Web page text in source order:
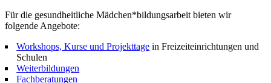
Für die gesundheitliche Mädchen*bildungsarbeit bieten wir
folgende Angebote:
Workshops, Kurse und Projekttage in Freizeiteinrichtungen und
Schulen
Weiterbildungen
Fachberatungen